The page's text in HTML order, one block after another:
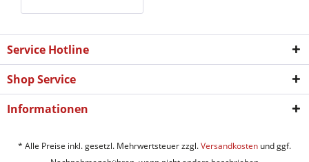
Service Hotline
Shop Service
Informationen
* Alle Preise inkl. gesetzl. Mehrwertsteuer zzgl.Versandkosten und ggf.